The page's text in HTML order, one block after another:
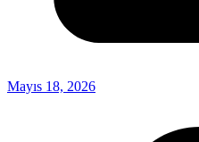
Mayıs 18, 2026